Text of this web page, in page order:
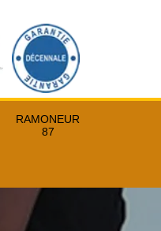
RAMONEUR
87